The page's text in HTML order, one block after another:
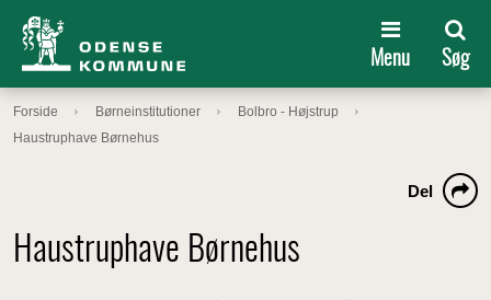
Menu Søg
Forside Børneinstitutioner
Bolbro - Højstrup
Haustruphave Børnehus
Haustruphave Børnehus
Del